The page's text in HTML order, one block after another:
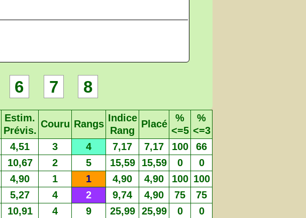
6 7 8
Estim.
Prévis.
Couru Rangs
Indice
Rang
Placé
%
<=5
%
<=3
4,51 3 4 7,17 7,17 100 66
10,67 2 5 15,59 15,59 0 0
4,90 1 1 4,90 4,90 100 100
5,27 4 2 9,74 4,90 75 75
10,91 4 9 25,99 25,99 0 0